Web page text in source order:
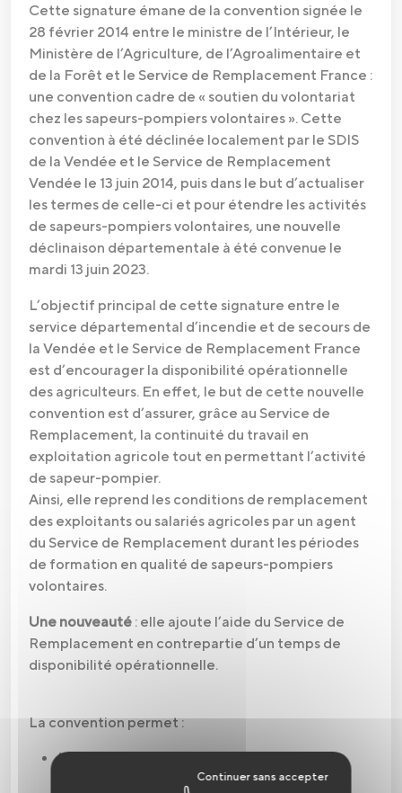
Cette signature émane de la convention signée le
28 février 2014 entre le ministre de l’Intérieur, le
Ministère de l’Agriculture, de l’Agroalimentaire et
de la Forêt et le Service de Remplacement France :
une convention cadre de « soutien du volontariat
chez les sapeurs-pompiers volontaires ». Cette
convention à été déclinée localement par le SDIS
de la Vendée et le Service de Remplacement
Vendée le 13 juin 2014, puis dans le but d’actualiser
les termes de celle-ci et pour étendre les activités
de sapeurs-pompiers volontaires, une nouvelle
déclinaison départementale à été convenue le
mardi 13 juin 2023.
L’objectif principal de cette signature entre le
service départemental d’incendie et de secours de
la Vendée et le Service de Remplacement France
est d’encourager la disponibilité opérationnelle
des agriculteurs. En effet, le but de cette nouvelle
convention est d’assurer, grâce au Service de
Remplacement, la continuité du travail en
exploitation agricole tout en permettant l’activité
de sapeur-pompier.
Ainsi, elle reprend les conditions de remplacement
des exploitants ou salariés agricoles par un agent
du Service de Remplacement durant les périodes
de formation en qualité de sapeurs-pompiers
volontaires.
Une nouveauté : elle ajoute l’aide du Service de
Remplacement en contrepartie d’un temps de
disponibilité opérationnelle.
La convention permet :
L’aide du Service de Remplacement sur les
(nombre d'heures de